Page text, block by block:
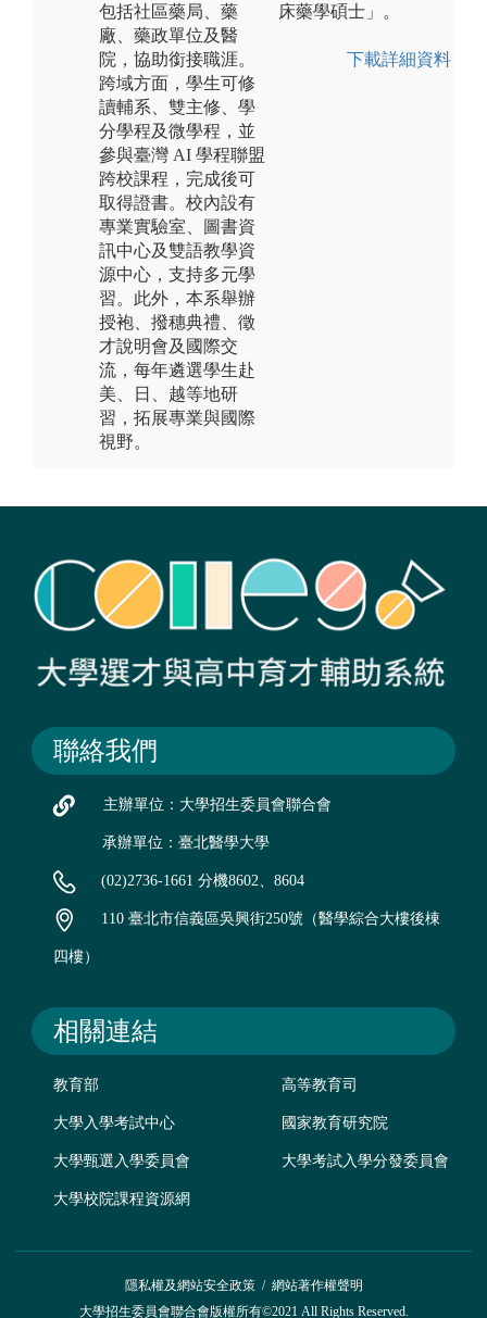
包括社區藥局、藥
廠、藥政單位及醫
院，協助銜接職涯。
跨域方面，學生可修
讀輔系、雙主修、學
分學程及微學程，並
參與臺灣 AI 學程聯盟
跨校課程，完成後可
取得證書。校內設有
專業實驗室、圖書資
訊中心及雙語教學資
源中心，支持多元學
習。此外，本系舉辦
授袍、撥穗典禮、徵
才說明會及國際交
流，每年遴選學生赴
美、日、越等地研
習，拓展專業與國際
視野。
床藥學碩士」。
下載詳細資料
聯絡我們
主辦單位：大學招生委員會聯合會
承辦單位：臺北醫學大學
(02)2736-1661 分機8602、8604
110 臺北市信義區吳興街250號（醫學綜合大樓後棟
四樓）
相關連結
教育部 高等教育司
大學入學考試中心 國家教育研究院
大學甄選入學委員會 大學考試入學分發委員會
大學校院課程資源網
隱私權及網站安全政策/ 網站著作權聲明
大學招生委員會聯合會版權所有©2021 All Rights Reserved.